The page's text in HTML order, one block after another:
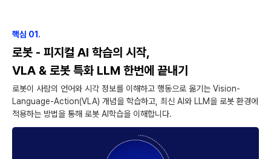
핵심 01.
로봇 - 피지컬 AI 학습의 시작,
VLA & 로봇 특화 LLM 한번에 끝내기
로봇이 사람의 언어와 시각 정보를 이해하고 행동으로 옮기는 Vision-
Language-Action(VLA) 개념을 학습하고, 최신 AI와 LLM을 로봇 환경에
적용하는 방법을 통해 로봇 AI학습을 이해합니다.